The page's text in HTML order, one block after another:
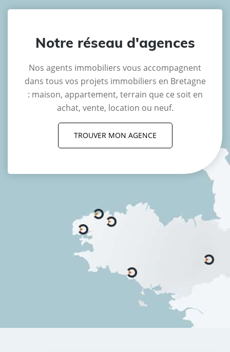
Notre réseau d'agences
Nos agents immobiliers vous accompagnent
dans tous vos projets immobiliers en Bretagne
: maison, appartement, terrain que ce soit en
achat, vente, location ou neuf.
TROUVER MON AGENCE